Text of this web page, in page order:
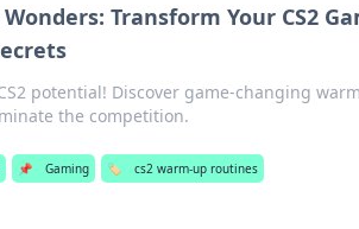
Transform Your CS2
potential! Discover game-changing
the competition.
📌 Gaming 🏷️ cs2 warm-up routines